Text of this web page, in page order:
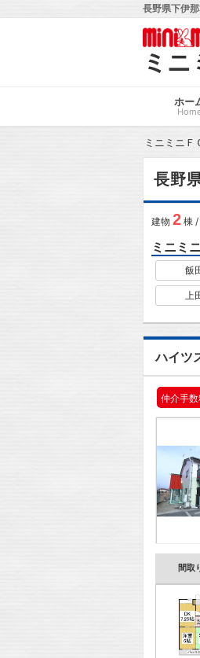
長野県下伊
ミ
ホー
ミニミニＦ
長野
建物 2 棟 /
ミニミ
飯
上
ハイツ
仲介手
間取